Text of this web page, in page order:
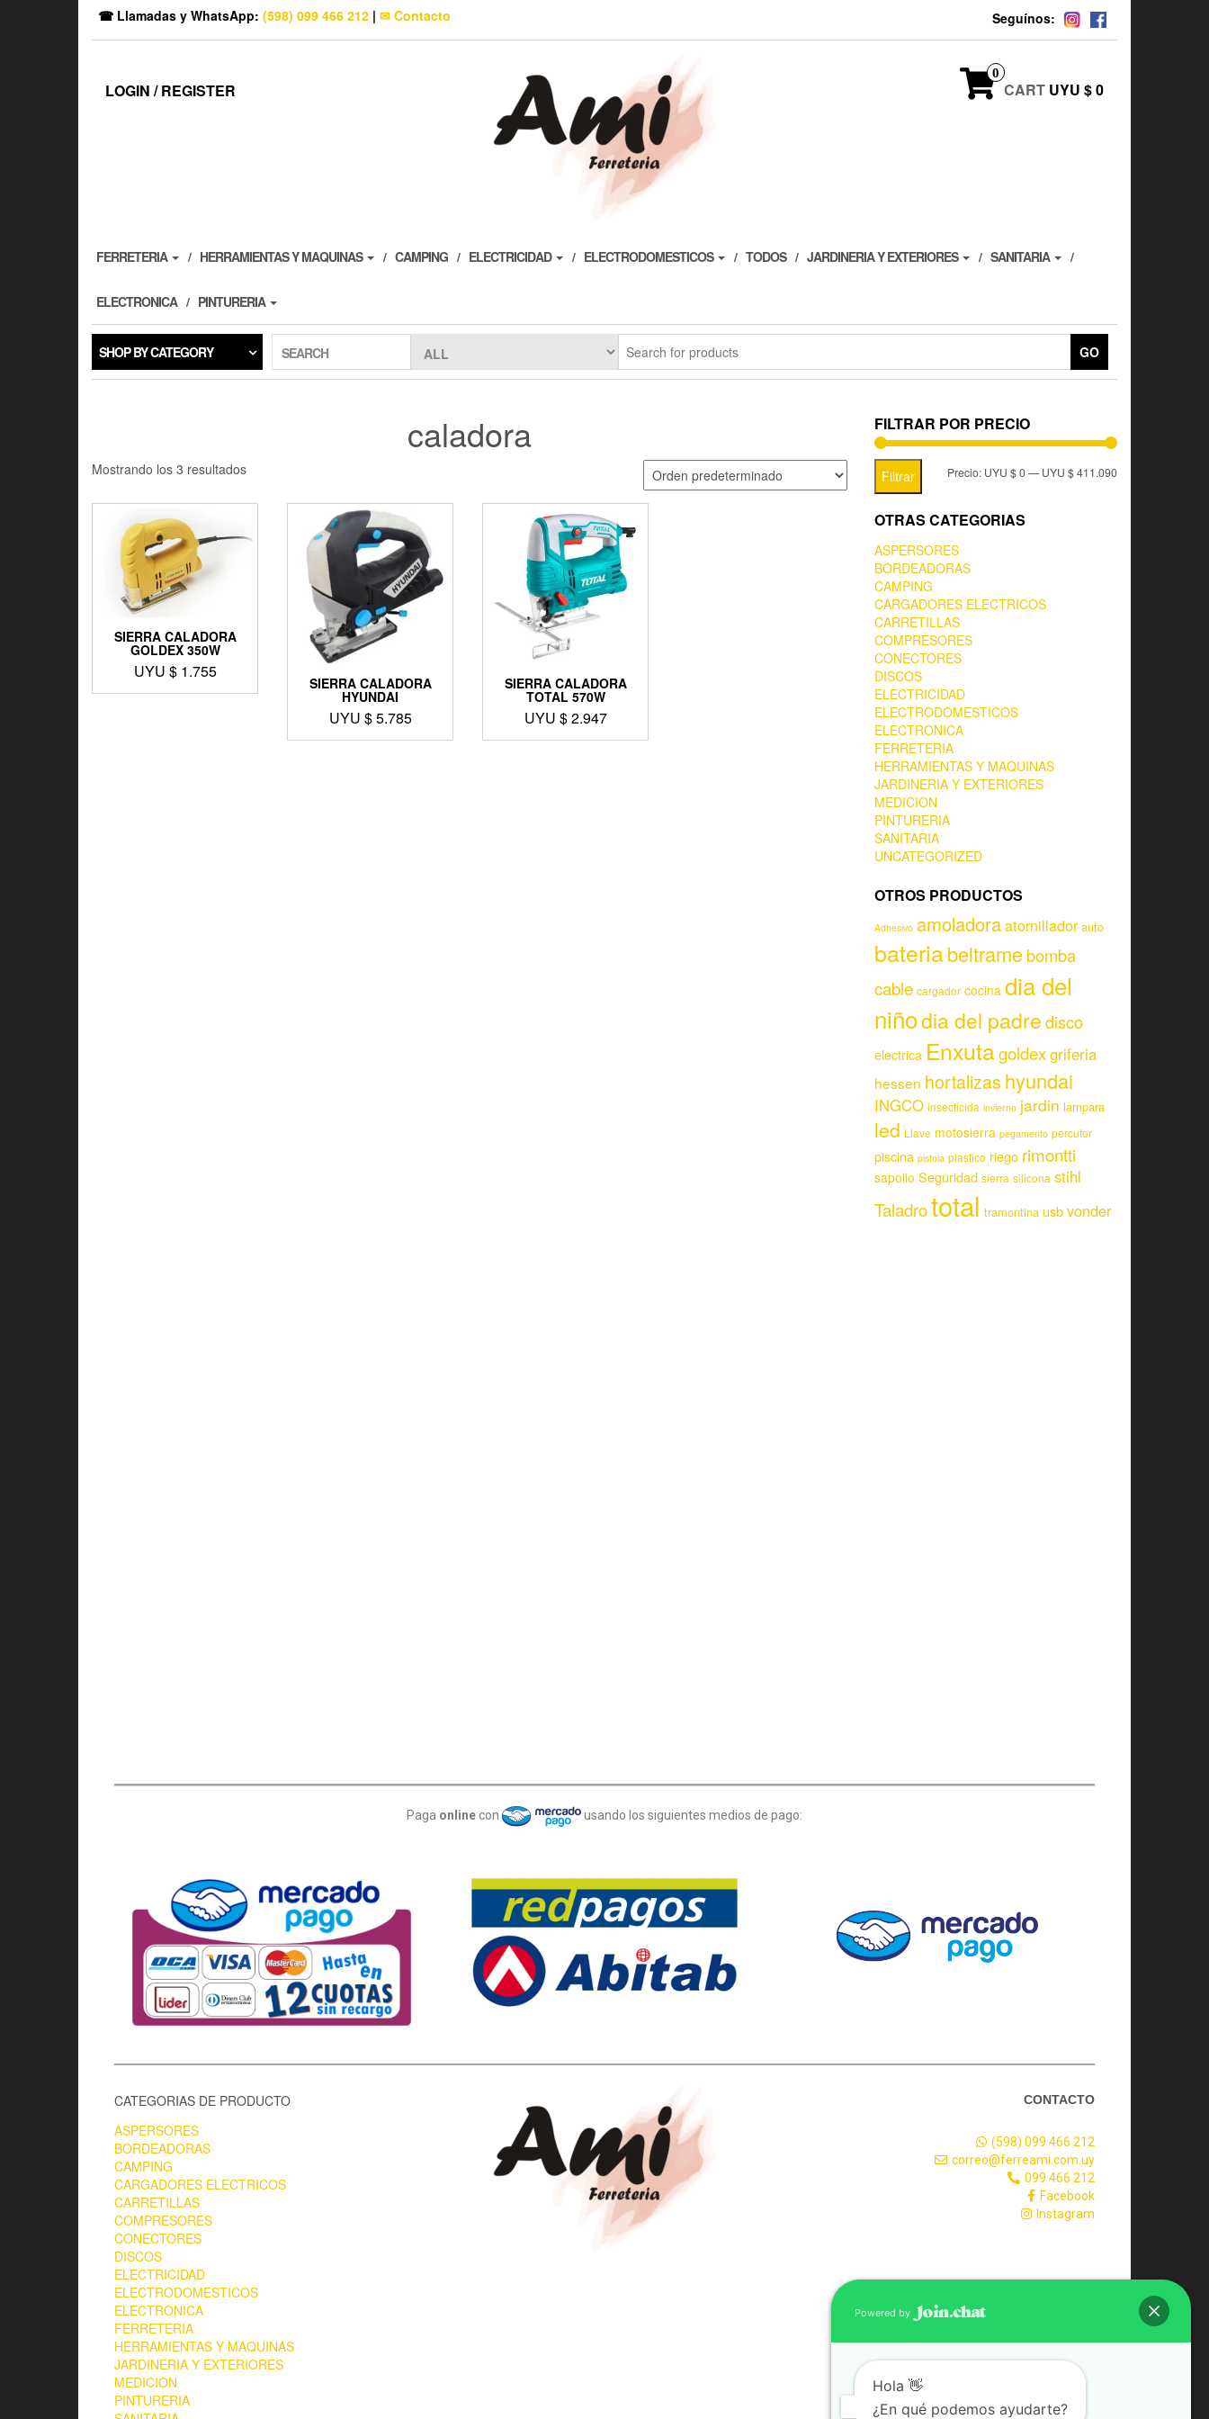
☎ Llamadas y WhatsApp: (598) 099 466 212 | ✉ Contacto Seguínos:
LOGIN / REGISTER
0
CART UYU $ 0
FERRETERIA HERRAMIENTAS Y MAQUINAS CAMPING ELECTRICIDAD ELECTRODOMESTICOS TODOS JARDINERIA Y EXTERIORES SANITARIA
ELECTRONICA PINTURERIA
SHOP BY CATEGORY SEARCH GO
caladora
Mostrando los 3 resultados
SIERRA CALADORA
GOLDEX 350W
UYU $ 1.755
SIERRA CALADORA
HYUNDAI
UYU $5.785
SIERRA CALADORA
TOTAL 570W
UYU $2.947
FILTRAR POR PRECIO
Filtrar Precio: UYU $ 0—UYU $ 411.090
OTRAS CATEGORIAS
ASPERSORES
BORDEADORAS
CAMPING
CARGADORES ELECTRICOS
CARRETILLAS
COMPRESORES
CONECTORES
DISCOS
ELECTRICIDAD
ELECTRODOMESTICOS
ELECTRONICA
FERRETERIA
HERRAMIENTAS Y MAQUINAS
JARDINERIA Y EXTERIORES
MEDICION
PINTURERIA
SANITARIA
UNCATEGORIZED
OTROS PRODUCTOS
Adhesivo amoladoraatornillador auto
bateriabeltramebomba
cable cargador cocina dia del
niñodia del padredisco
electrica Enxutagoldexgriferia
hessen hortalizas hyundai
INGCO insecticida invierno jardin lampara
led Llave motosierra pegamento percutor
piscina pistola plastico riego rimontti
sapolio Seguridad sierra silicona stihl
Taladrototal tramontina usbvonder
Paga online con usando los siguientes medios de pago:
CATEGORIAS DE PRODUCTO
ASPERSORES
BORDEADORAS
CAMPING
CARGADORES ELECTRICOS
CARRETILLAS
COMPRESORES
CONECTORES
DISCOS
ELECTRICIDAD
ELECTRODOMESTICOS
ELECTRONICA
FERRETERIA
HERRAMIENTAS Y MAQUINAS
JARDINERIA Y EXTERIORES
MEDICION
PINTURERIA
CONTACTO
(598) 099 466 212
correo@ferreami.com.uy
099 466 212
Facebook
Instagram
Powered by
Hola 👋
¿En qué podemos ayudarte?